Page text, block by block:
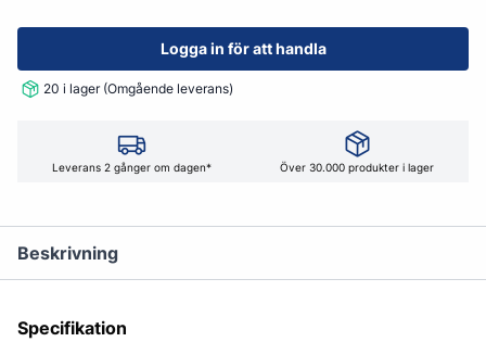
Logga in för att handla
20 i lager (Omgående leverans)
Leverans 2 gånger om dagen* Över 30.000 produkter i lager
Beskrivning
Specifikation